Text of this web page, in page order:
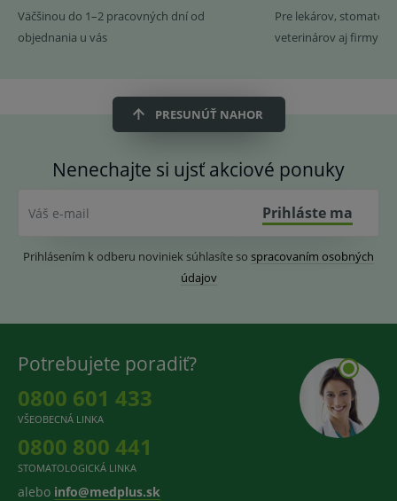
Väčšinou do 1–2 pracovných dní od
objednania u vás
Pre lekárov,
veterinárov aj firmy
PRESUNÚŤ NAHOR
Nenechajte si ujsť akciové ponuky
Váš e-mail Prihláste ma
Prihlásením k odberu noviniek súhlasíte so spracovaním osobných
údajov
Potrebujete poradiť?
0800 601 433
VŠEOBECNÁ LINKA
0800 800 441
STOMATOLOGICKÁ LINKA
alebo info@medplus.sk